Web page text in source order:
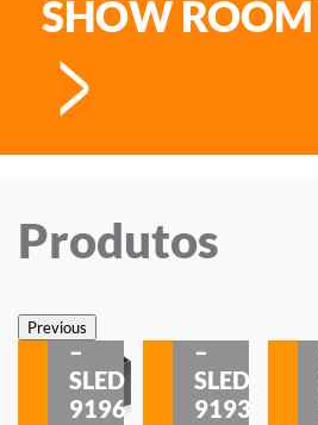
SHOW ROOM
Produtos
PreviousSobrepor
–
SLED
9196
–
SLED
9193